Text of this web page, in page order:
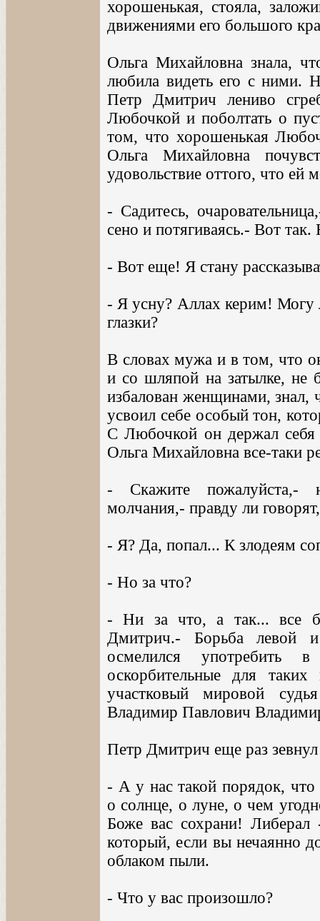
хорошенькая, стояла,
движениями его большого
Ольга Михайловна знала,
любила видеть его с ними.
Петр Дмитрич лениво
Любочкой и поболтать о
том, что хорошенькая
Ольга Михайловна
удовольствие оттого, что ей
- Садитесь,
сено и потягиваясь.- Вот
- Вот еще! Я стану
- Я усну? Аллах керим! Могу
глазки?
В словах мужа и в том, что
и со шляпой на затылке, не
избалован женщинами, знал,
усвоил себе особый тон,
С Любочкой он держал
Ольга Михайловна все-таки
- Скажите пожалуйста,-
молчания,- правду ли
- Я? Да, попал... К злодеям
- Но за что?
- Ни за что, а так... все
Дмитрич.- Борьба левой
осмелился употребить
оскорбительные для
участковый мировой
Владимир Павлович
Петр Дмитрич еще раз
- А у нас такой порядок, что
о солнце, о луне, о чем
Боже вас сохрани!
который, если вы нечаянно
облаком пыли.
- Что у вас произошло?